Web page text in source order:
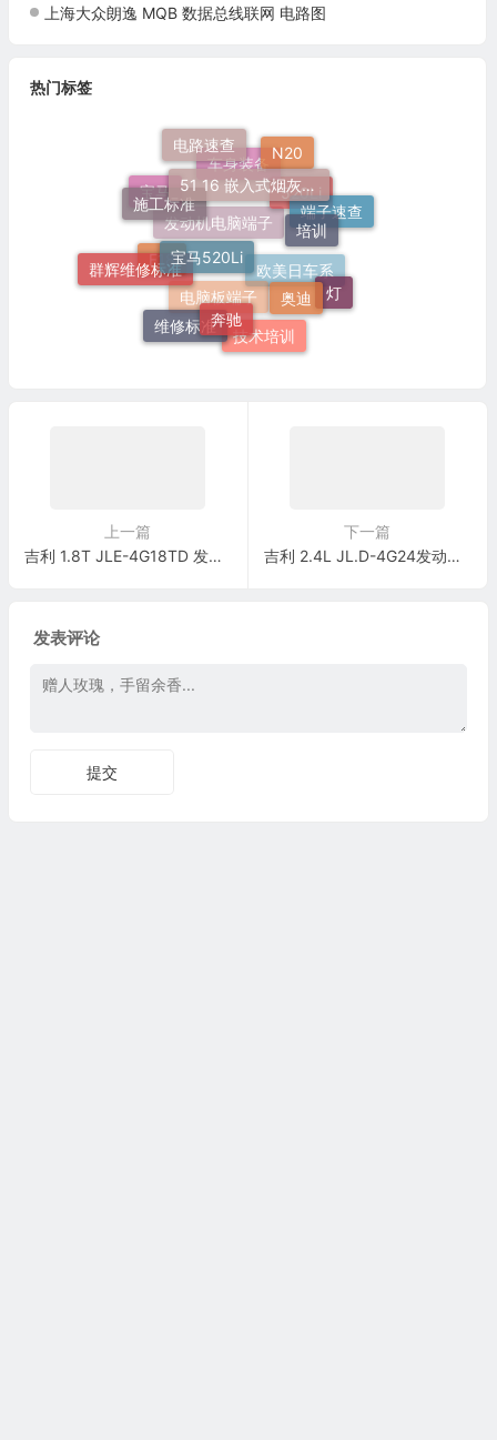
上海大众朗逸 MQB 数据总线联网 电路图
热门标签
发动机电脑端子
车身装备
520Li
欧美日车系
电脑板端子
F18
宝马
电路速查 N20
端子速查
灯
技术培训
维修标准
群辉维修标准
施工标准
51 16 嵌入式烟灰缸托架
培训
奥迪
奔驰
宝马520Li
上一篇
吉利 1.8T JLE-4G18TD 发动机(60针+94针)端子
下一篇
吉利 2.4L JL.D-4G24发动机(联合电子系统)(81针)端子
发表评论